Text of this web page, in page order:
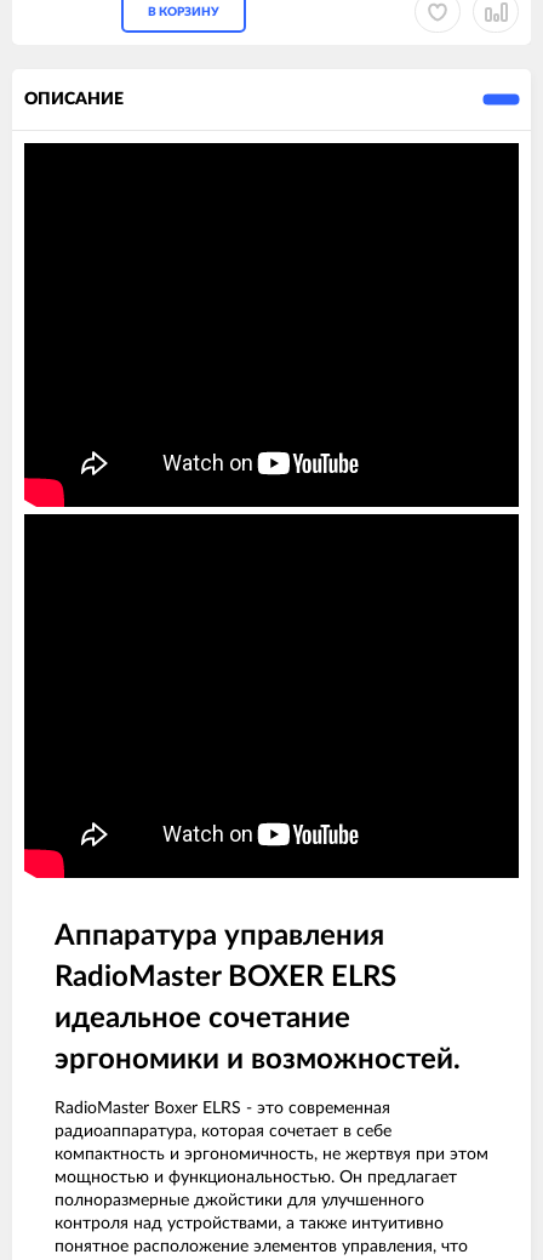
В КОРЗИНУ
ОПИСАНИЕ
Аппаратура управления
RadioMaster BOXER ELRS
идеальное сочетание
эргономики и возможностей.
RadioMaster Boxer ELRS - это современная
радиоаппаратура, которая сочетает в себе
компактность и эргономичность, не жертвуя при этом
мощностью и функциональностью. Он предлагает
полноразмерные джойстики для улучшенного
контроля над устройствами, а также интуитивно
понятное расположение элементов управления, что